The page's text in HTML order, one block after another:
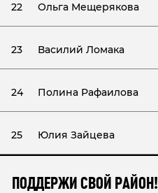
22 Ольга Мещерякова
23 Василий Ломака
24 Полина Рафаилова
25 Юлия Зайцева
ПОДДЕРЖИ СВОЙ РАЙОН!